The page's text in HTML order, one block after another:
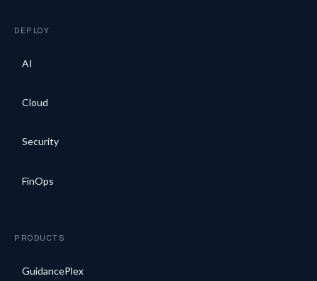
DEPLOY
AI
Cloud
Security
FinOps
PRODUCTS
GuidancePlex